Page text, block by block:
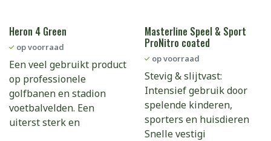
Heron 4 Green
op voorraad
Een veel gebruikt product
op professionele
golfbanen en stadion
voetbalvelden. Een
uiterst sterk en
Masterline Speel & Sport
ProNitro coated
op voorraad
Stevig & slijtvast:
Intensief gebruik door
spelende kinderen,
sporters en huisdieren
Snelle vestigi